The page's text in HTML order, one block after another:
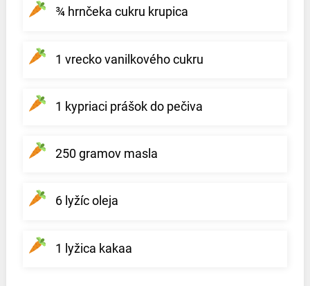
¾ hrnčeka cukru krupica
1 vrecko vanilkového cukru
1 kypriaci prášok do pečiva
250 gramov masla
6 lyžíc oleja
1 lyžica kakaa